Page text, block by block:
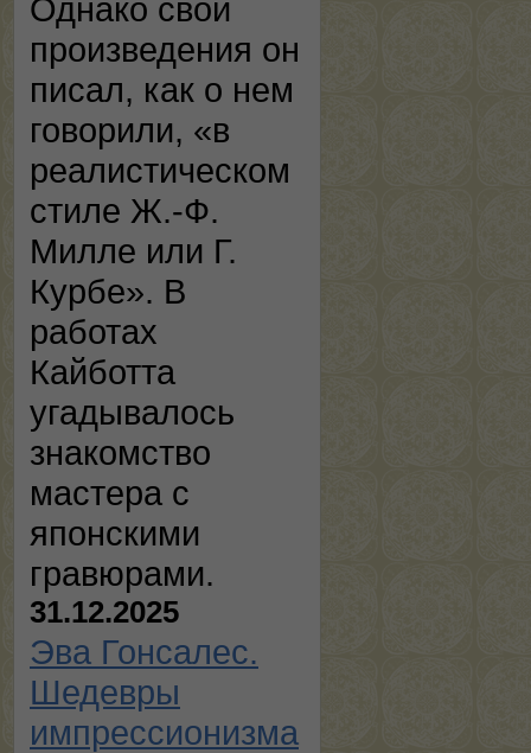
Однако свои
произведения он
писал, как о нем
говорили, «в
реалистическом
стиле Ж.-Ф.
Милле или Г.
Курбе». В
работах
Кайботта
угадывалось
знакомство
мастера с
японскими
гравюрами.
31.12.2025
Эва Гонсалес.
Шедевры
импрессионизма